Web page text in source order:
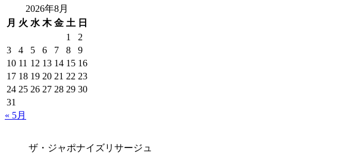
2026年8月
月 火 水 木 金 土 日
1
2
3
4 5 6 7 8
9
10 11 12 13 14 15 16
17 18 19 20 21 22 23
24 25 26 27 28 29 30
31
« 5月
ザ・ジャポナイズリサージュ